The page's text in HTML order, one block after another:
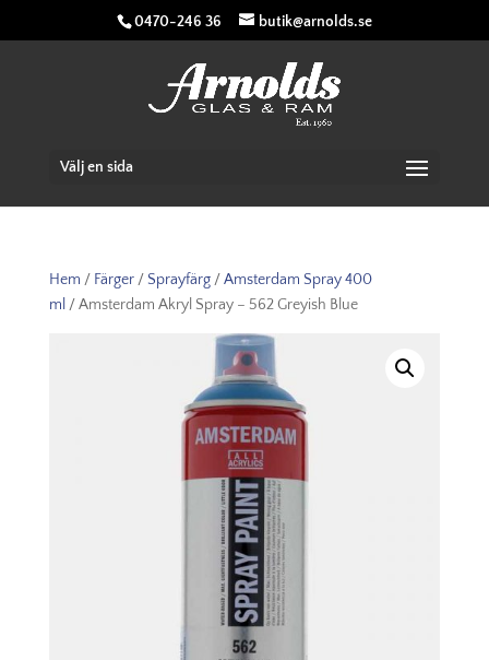
0470-246 36 butik@arnolds.se
Välj en sida
Hem / Färger/ Sprayfärg/Amsterdam Spray 400
ml / Amsterdam Akryl Spray – 562 Greyish Blue